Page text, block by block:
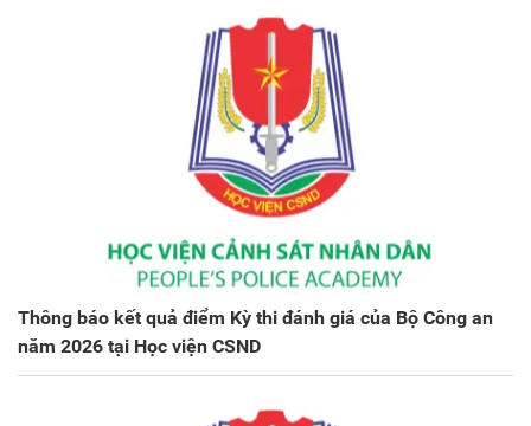
Thông báo kết quả điểm Kỳ thi đánh giá của Bộ Công an
năm 2026 tại Học viện CSND